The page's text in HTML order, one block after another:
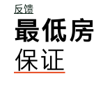
反馈